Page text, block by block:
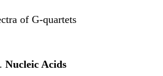
of G-quartets
Nucleic Acids